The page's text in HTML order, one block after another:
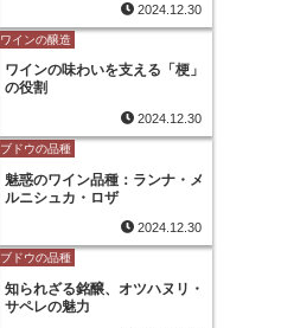
2024.12.30
ワインの醸造
ワインの味わいを支える「梗」
の役割
2024.12.30
ブドウの品種
魅惑のワイン品種：ランナ・メ
ルニシュカ・ロザ
2024.12.30
ブドウの品種
知られざる銘醸、オツハヌリ・
サペレの魅力